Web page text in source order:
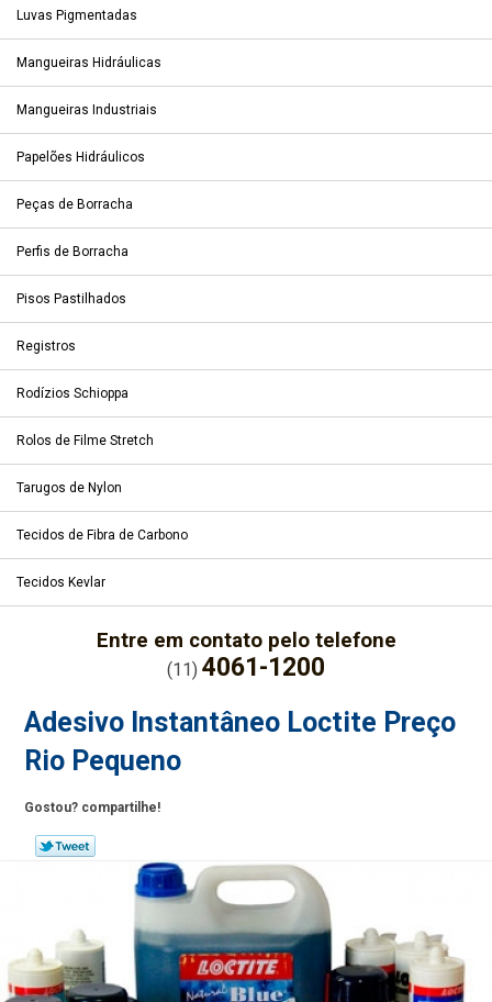
Luvas Pigmentadas
Mangueiras Hidráulicas
Mangueiras Industriais
Papelões Hidráulicos
Peças de Borracha
Perfis de Borracha
Pisos Pastilhados
Registros
Rodízios Schioppa
Rolos de Filme Stretch
Tarugos de Nylon
Tecidos de Fibra de Carbono
Tecidos Kevlar
Entre em contato pelo telefone
(11) 4061-1200
Adesivo Instantâneo Loctite Preço
Rio Pequeno
Gostou? compartilhe!